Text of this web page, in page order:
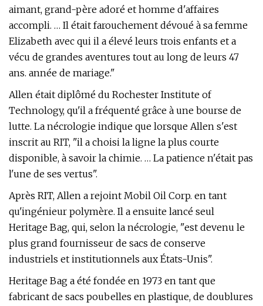
aimant, grand-père adoré et homme d'affaires
accompli. … Il était farouchement dévoué à sa femme
Elizabeth avec qui il a élevé leurs trois enfants et a
vécu de grandes aventures tout au long de leurs 47
ans. année de mariage."
Allen était diplômé du Rochester Institute of
Technology, qu'il a fréquenté grâce à une bourse de
lutte. La nécrologie indique que lorsque Allen s'est
inscrit au RIT, "il a choisi la ligne la plus courte
disponible, à savoir la chimie. … La patience n'était pas
l'une de ses vertus".
Après RIT, Allen a rejoint Mobil Oil Corp. en tant
qu'ingénieur polymère. Il a ensuite lancé seul
Heritage Bag, qui, selon la nécrologie, "est devenu le
plus grand fournisseur de sacs de conserve
industriels et institutionnels aux États-Unis".
Heritage Bag a été fondée en 1973 en tant que
fabricant de sacs poubelles en plastique, de doublures